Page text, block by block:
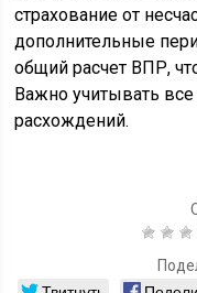
страхование от
дополнительные
общий расчет ВПР,
Важно учитывать
расхождений.